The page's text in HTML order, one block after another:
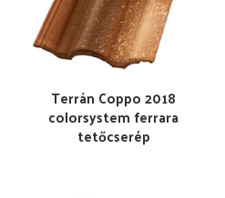
Terrán Coppo 2018
colorsystem ferrara
tetőcserép